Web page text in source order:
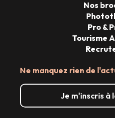
Ne manquez rien de
Je m'inscris à
Nos
Pro &
Tourisme